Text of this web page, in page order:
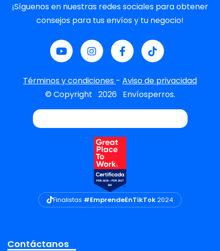
¡Síguenos en nuestras redes sociales para obtener
consejos para tus envíos y tu negocio!
Términos y condiciones - Aviso de privacidad
© Copyright 2026 Envíosperros.
Finalistas #EmprendeEnTikTok2024
Contáctanos